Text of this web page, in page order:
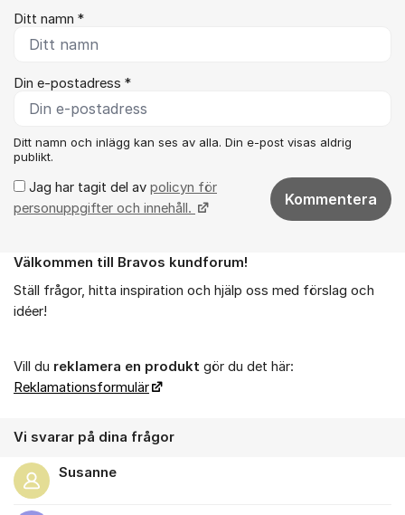
Ditt namn *
Din e-postadress *
Ditt namn och inlägg kan ses av alla. Din e-post visas aldrig
publikt.
Jag har tagit del av policyn för
personuppgifter och innehåll.
Kommentera
Om forumet
Välkommen till Bravos kundforum!
Ställ frågor, hitta inspiration och hjälp oss med förslag och
idéer!
Vill du reklamera en produkt gör du det här:
Reklamationsformulär
Vi svarar på dina frågor
Susanne